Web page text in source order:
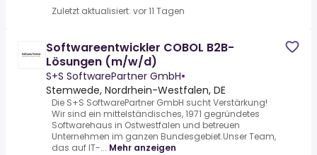
Zuletzt aktualisiert: vor 11 Tagen
Softwareentwickler COBOL B2B-
Lösungen (m/w/d)
S+S SoftwarePartner GmbH•
Stemwede, Nordrhein-Westfalen, DE
Die S+S SoftwarePartner GmbH sucht Verstärkung!
Wir sind ein mittelständisches, 1971 gegründetes
Softwarehaus in Ostwestfalen und betreuen
Unternehmen im ganzen Bundesgebiet.Unser Team,
das auf IT-... Mehr anzeigen